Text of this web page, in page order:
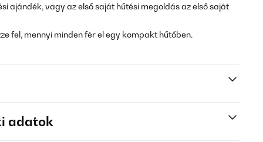
ajándék, vagy az első saját hűtési megoldás az első saját
fel, mennyi minden fér el egy kompakt hűtőben.
adatok